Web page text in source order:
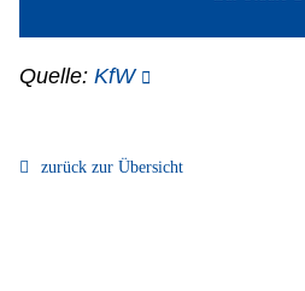
Quelle: KfW
zurück zur Übersicht